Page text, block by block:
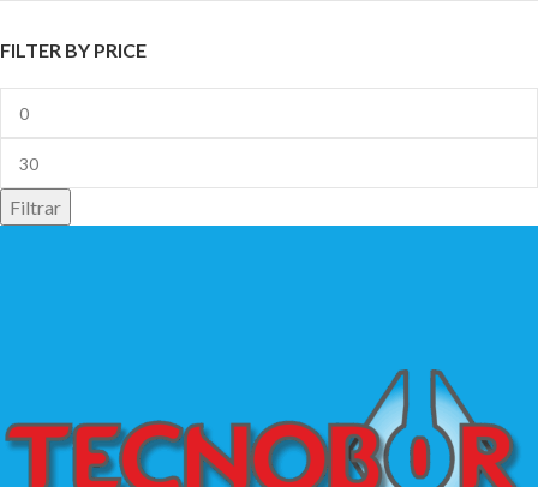
FILTER BY PRICE
Filtrar